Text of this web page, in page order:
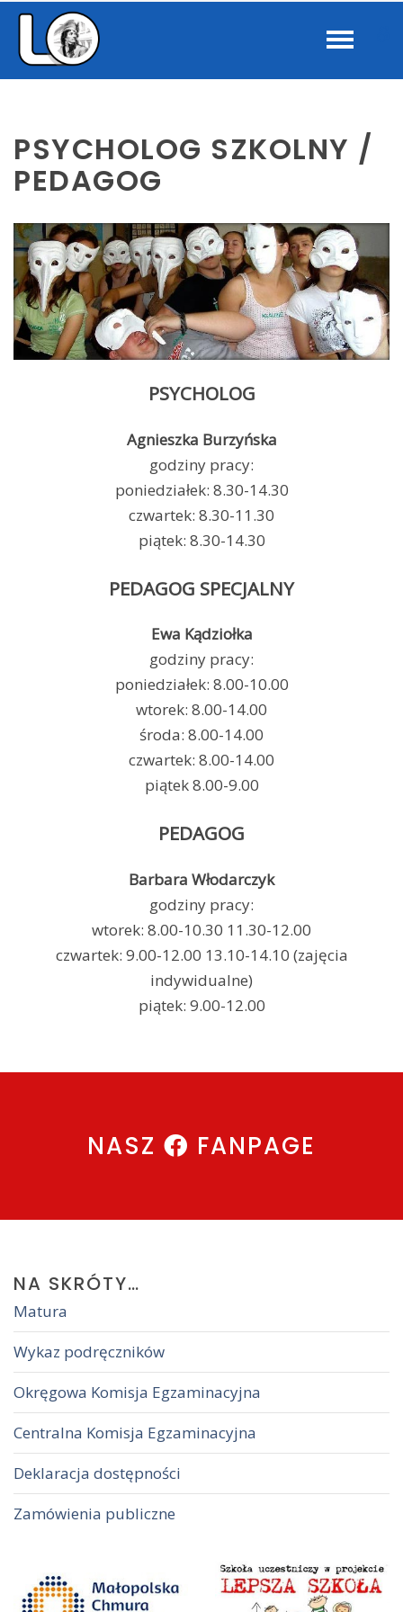
Psycholog
szkolny
PSYCHOLOG SZKOLNY /
PEDAGOG
PSYCHOLOG
Agnieszka Burzyńska
godziny pracy:
poniedziałek: 8.30-14.30
czwartek: 8.30-11.30
piątek: 8.30-14.30
PEDAGOG SPECJALNY
Ewa Kądziołka
godziny pracy:
poniedziałek: 8.00-10.00
wtorek: 8.00-14.00
środa: 8.00-14.00
czwartek: 8.00-14.00
piątek 8.00-9.00
PEDAGOG
Barbara Włodarczyk
godziny pracy:
wtorek: 8.00-10.30 11.30-12.00
czwartek: 9.00-12.00 13.10-14.10 (zajęcia
indywidualne)
piątek: 9.00-12.00
NASZ FANPAGE
NA SKRÓTY…
Matura
Wykaz podręczników
Okręgowa Komisja Egzaminacyjna
Centralna Komisja Egzaminacyjna
Deklaracja dostępności
Zamówienia publiczne